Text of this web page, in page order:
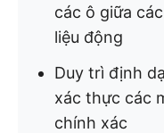
các ô giữa
liệu động
Duy trì định
xác thực các
chính xác